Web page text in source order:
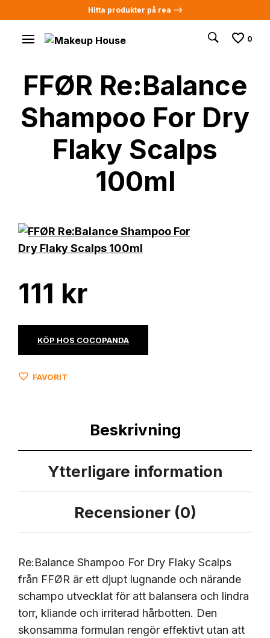
Hitta produkter på rea -->
0
FFØR Re:Balance
Shampoo For Dry
Flaky Scalps
100ml
111 kr
KÖP HOS COCOPANDA
FAVORIT
Beskrivning
Ytterligare information
Recensioner (0)
Re:Balance Shampoo For Dry Flaky Scalps
från FFØR är ett djupt lugnande och närande
schampo utvecklat för att balansera och lindra
torr, kliande och irriterad hårbotten. Den
skonsamma formulan rengör effektivt utan att